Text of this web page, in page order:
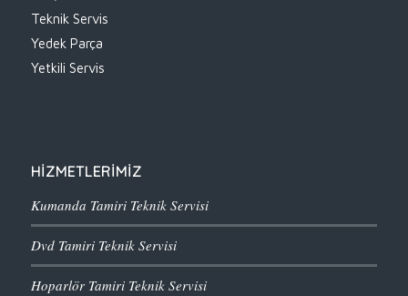
Teknik Servis
Yedek Parça
Yetkili Servis
HİZMETLERİMİZ
Kumanda Tamiri Teknik Servisi
Dvd Tamiri Teknik Servisi
Hoparlör Tamiri Teknik Servisi